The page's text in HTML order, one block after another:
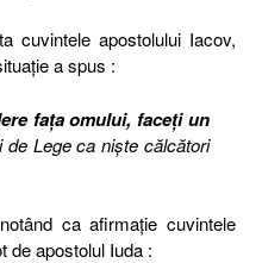
cuvintele apostolului Iacov,
a spus :
faţa omului, faceţi un
Lege ca nişte călcători
ca afirmație cuvintele
de apostolul Iuda :